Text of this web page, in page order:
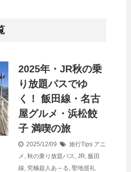
2025年・JR秋の乗
り放題パスでゆ
く！ 飯田線・名古
屋グルメ・浜松餃
子 満喫の旅
2025/12/09 旅行Tips アニ
メ , 秋の乗り放題パス, JR, 飯田
線, 究極超人あ～る, 聖地巡礼